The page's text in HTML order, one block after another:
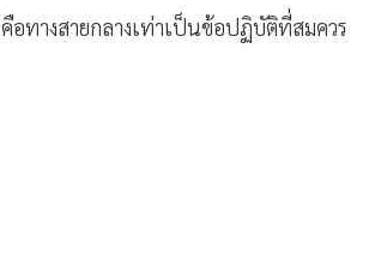
ทางสายกลางเท่าเป็นข้อปฏิบัติที่สมควร